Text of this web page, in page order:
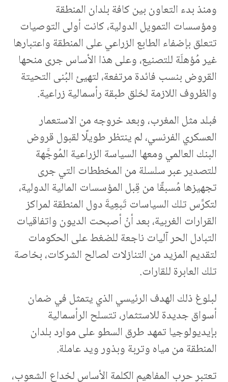
ومنذ بدء التعاون بين كافة بلدان المنطقة
ومؤسسات التمويل الدولية، كانت أولى التوصيات
تتعلق بإضفاء الطابع الزراعي على المنطقة واعتبارها
غير مُؤهلَة للتصنيع، وعلى هذا الأساس جرى منحها
القروض بنسب فائدة مرتفعة، لتهيئ البُنى التحيتة
والظروف اللازمة لخلق طبقة رأسمالية زراعية.
فبلد مثل المغرب، وبعد خروجه من الاستعمار
العسكري الفرنسي، لم ينتظر طويلًا لقبول قروض
البنك العالمي ومعها السياسة الزراعية المُوجَّهة
للتصدير عبر سلسلة من المخططات التي جرى
تجهيزها مُسبقًا من قِبل المؤسسات المالية الدولية،
لتكرَّس تلك السياسات تَبعِيةَ دول المنطقة لمراكز
القرارات الغربية، بعد أنْ أصبحت الديون واتفاقيات
التبادل الحر آليات ناجعة للضغط على الحكومات
لتقديم المزيد من التنازلات لصالح الشركات، بخاصة
تلك العابرة للقارات.
لبلوغ ذلك الهدف الرئيسي الذي يتمثل في ضمان
أسواق جديدة للاستثمار، تتسلح الرأسمالية
بإيديولوجيا تمهد طرق السطو على موارد بلدان
المنطقة من مياه وتربة وبذور ويد عاملة.
تعتبر حرب المفاهيم الكلمة الأساس لخداع الشعوب،